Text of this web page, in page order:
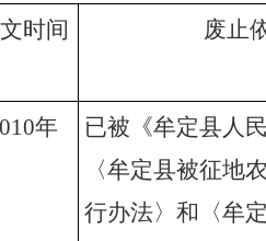
时间 废止
年
已被《牟定县人
〈牟定县被征地
行办法〉和〈牟